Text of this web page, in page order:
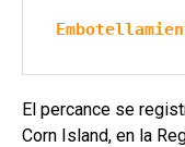
El percance se
Corn Island, en la